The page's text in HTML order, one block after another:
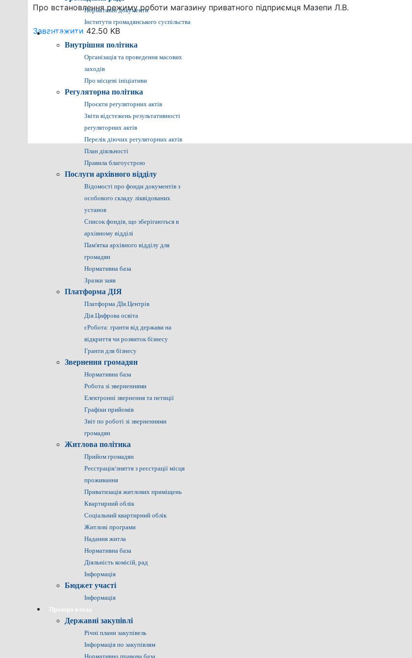
Нормативні документи
Інститути громадянського суспільства
Громадянам
Внутрішня політика
Організація та проведення масових
заходів
Про місцеві ініціативи
Регуляторна політика
Проєкти регуляторних актів
Звіти відстежень результативності
регуляторних актів
Перелік діючих регуляторних актів
План діяльності
Правила благоустрою
Послуги архівного відділу
Відомості про фонди документів з
особового складу ліквідованих
установ
Список фондів, що зберігаються в
архівному відділі
Пам'ятка архівного відділу для
громадян
Нормативна база
Зразки заяв
Платформа ДІЯ
Платформа ДІя.Центрів
Дія.Цифрова освіта
єРобота: гранти від держави на
відкриття чи розвиток бізнесу
Гранти для бізнесу
Звернення громадян
Нормативна база
Робота зі зверненнями
Електронні звернення та петиції
Графіки прийомів
Звіт по роботі зі зверненнями
громадян
Житлова політика
Прийом громадян
Реєстрація/зняття з реєстрації місця
проживання
Приватизація житлових приміщень
Квартирний облік
Соціальний квартирний облік
Житлові програми
Надання житла
Нормативна база
Діяльність комісій, рад
Інформація
Бюджет участі
Інформація
Прозора влада
Державні закупівлі
Річні плани закупівель
Інформація по закупівлям
Нормативно правова база
Про встановлення режиму роботи магазину приватного підприємця Мазепи Л.В.
Завантажити 42.50 KB